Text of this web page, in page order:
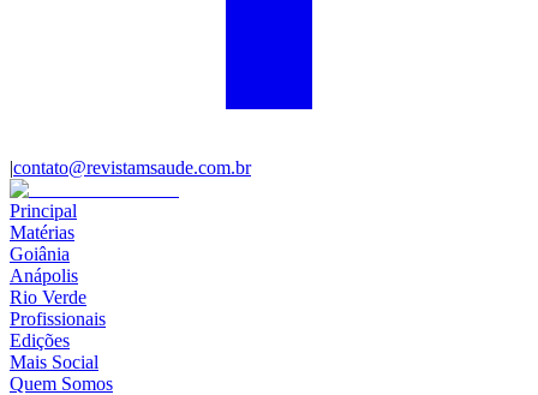
|contato@revistamsaude.com.br
Principal
Matérias
Goiânia
Anápolis
Rio Verde
Profissionais
Edições
Mais Social
Quem Somos